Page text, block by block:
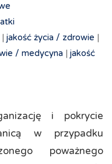
| jakość życia / zdrowie |
/ medycyna | jakość
i pokrycie
w przypadku
poważnego